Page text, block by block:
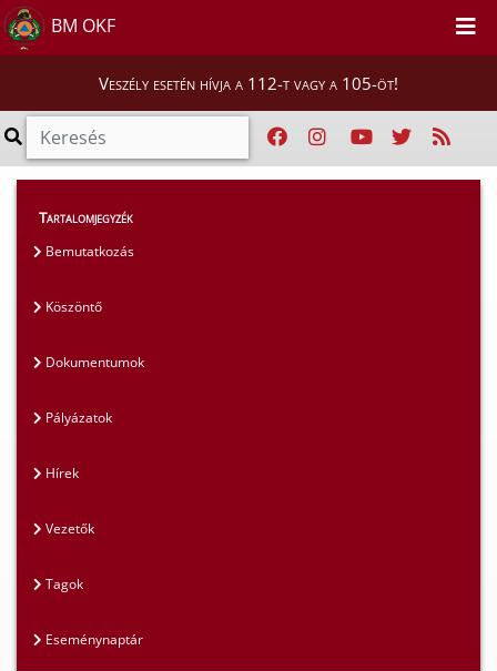
BM OKF
Veszély esetén hívja a 112-t vagy a 105-öt!
Magunkról
Tartalomjegyzék
Bemutatkozás
Köszöntő
Dokumentumok
Pályázatok
Hírek
Vezetők
Tagok
Eseménynaptár